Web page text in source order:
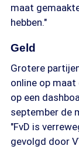
maat
hebben."
Geld
Grotere
online op
op een
september de
"FvD is
gevolgd door